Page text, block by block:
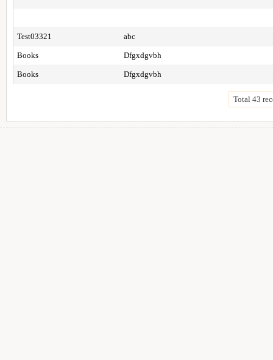
Test03321 abc
Books Dfgxdgvbh
Books Dfgxdgvbh
Total 43